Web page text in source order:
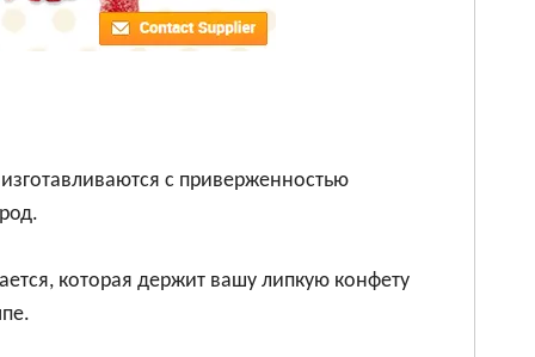
с приверженностью
которая держит вашу липкую конфету